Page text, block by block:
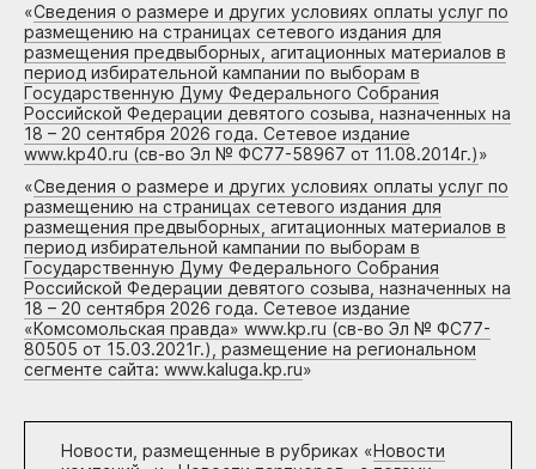
«Сведения о размере и других условиях оплаты услуг по
размещению на страницах сетевого издания для
размещения предвыборных, агитационных материалов в
период избирательной кампании по выборам в
Государственную Думу Федерального Собрания
Российской Федерации девятого созыва, назначенных на
18 – 20 сентября 2026 года. Сетевое издание
www.kp40.ru (св-во Эл № ФС77-58967 от 11.08.2014г.)»
«Сведения о размере и других условиях оплаты услуг по
размещению на страницах сетевого издания для
размещения предвыборных, агитационных материалов в
период избирательной кампании по выборам в
Государственную Думу Федерального Собрания
Российской Федерации девятого созыва, назначенных на
18 – 20 сентября 2026 года. Сетевое издание
«Комсомольская правда» www.kp.ru (св-во Эл № ФС77-
80505 от 15.03.2021г.), размещение на региональном
сегменте сайта: www.kaluga.kp.ru»
Новости, размещенные в рубриках «Новости